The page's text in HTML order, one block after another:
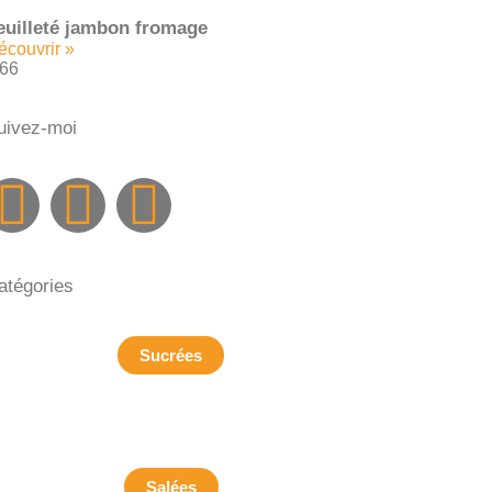
jambon fromage
»
moi
Sucrées
Salées